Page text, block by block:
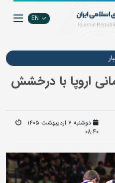
EN
اروپا با درخشش
دوشنبه ۷ اردیبهشت ۱۴۰۵
08:40